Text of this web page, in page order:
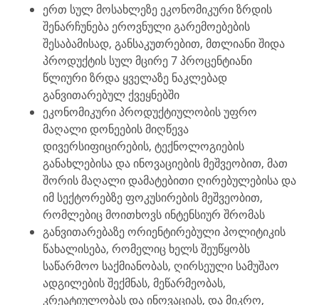
ერთ სულ მოსახლეზე ეკონომიკური ზრდის
შენარჩუნება ეროვნული გარემოებების
შესაბამისად, განსაკუთრებით, მთლიანი შიდა
პროდუქტის სულ მცირე 7 პროცენტიანი
წლიური ზრდა ყველაზე ნაკლებად
განვითარებულ ქვეყნებში
ეკონომიკური პროდუქტიულობის უფრო
მაღალი დონეების მიღწევა
დივერსიფიცირების, ტექნოლოგიების
განახლებისა და ინოვაციების მეშვეობით, მათ
შორის მაღალი დამატებითი ღირებულებისა და
იმ სექტორებზე ფოკუსირების მეშვეობით,
რომლებიც მოითხოვს ინტენსიურ შრომას
განვითარებაზე ორიენტირებული პოლიტიკის
წახალისება, რომელიც ხელს შეუწყობს
საწარმოო საქმიანობას, ღირსეული სამუშაო
ადგილების შექმნას, მეწარმეობას,
კრეატიულობას და ინოვაციას, და მიკრო,